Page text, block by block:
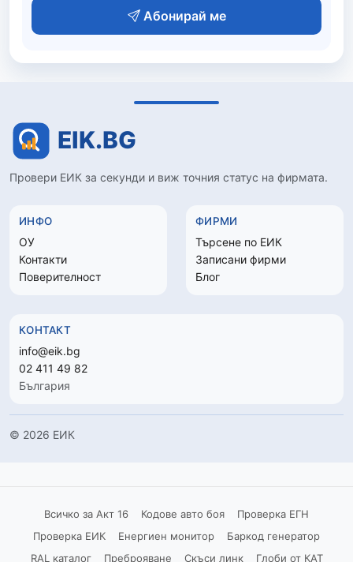
Абонирай ме
Провери ЕИК за секунди и виж точния статус на фирмата.
ИНФО
ОУ
Контакти
Поверителност
ФИРМИ
Търсене по ЕИК
Записани фирми
Блог
КОНТАКТ
info@eik.bg
02 411 49 82
България
© 2026 ЕИК
Всичко за Акт 16 Кодове авто боя
Проверка ЕГН
Проверка ЕИК
Енергиен монитор
Баркод генератор
RAL каталог
Преброяване Скъси линк Глоби от КАТ